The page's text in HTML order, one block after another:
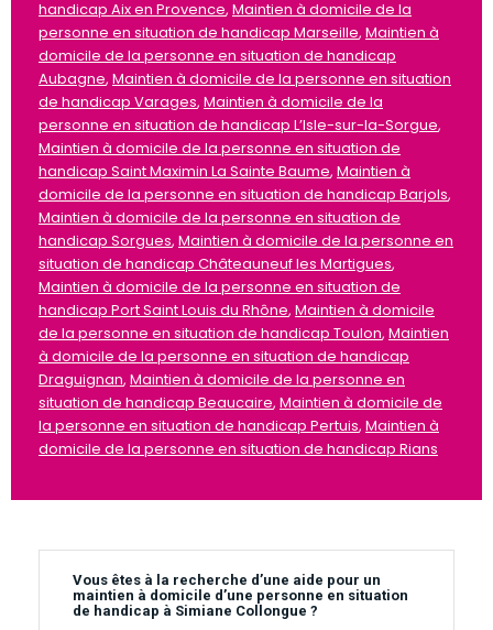
handicap Aix en Provence, Maintien à domicile de la
personne en situation de handicap Marseille, Maintien à
domicile de la personne en situation de handicap
Aubagne, Maintien à domicile de la personne en situation
de handicap Varages, Maintien à domicile de la
personne en situation de handicap L’Isle-sur-la-Sorgue,
Maintien à domicile de la personne en situation de
handicap Saint Maximin La Sainte Baume, Maintien à
domicile de la personne en situation de handicap Barjols,
Maintien à domicile de la personne en situation de
handicap Sorgues, Maintien à domicile de la personne en
situation de handicap Châteauneuf les Martigues,
Maintien à domicile de la personne en situation de
handicap Port Saint Louis du Rhône, Maintien à domicile
de la personne en situation de handicap Toulon, Maintien
à domicile de la personne en situation de handicap
Draguignan, Maintien à domicile de la personne en
situation de handicap Beaucaire, Maintien à domicile de
la personne en situation de handicap Pertuis, Maintien à
domicile de la personne en situation de handicap Rians
Vous êtes à la recherche d’une aide pour un
maintien à domicile d’une personne en situation
de handicap à Simiane Collongue ?